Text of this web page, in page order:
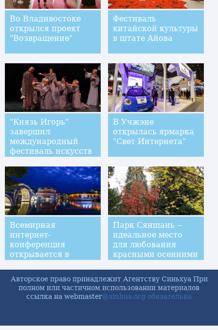
Во Владивостоке
открылся проект
"Возвращение"
Фестиваль
китайской культуры
в штате Айова
"Князь Игорь"
завершил
международный
фестиваль искусств
В Учжэне
открылась ярмарка
"Свет Интернета"
Всемирная
интернет-
конференция
открывается в
Парк Сяншань --
идеальное место
для любования
красными осенними
Авторское право принадлежит Агентству Синьхуа При
полном или частичном использовании материалов
ссылка на webmaster@xinhua.org обязательна